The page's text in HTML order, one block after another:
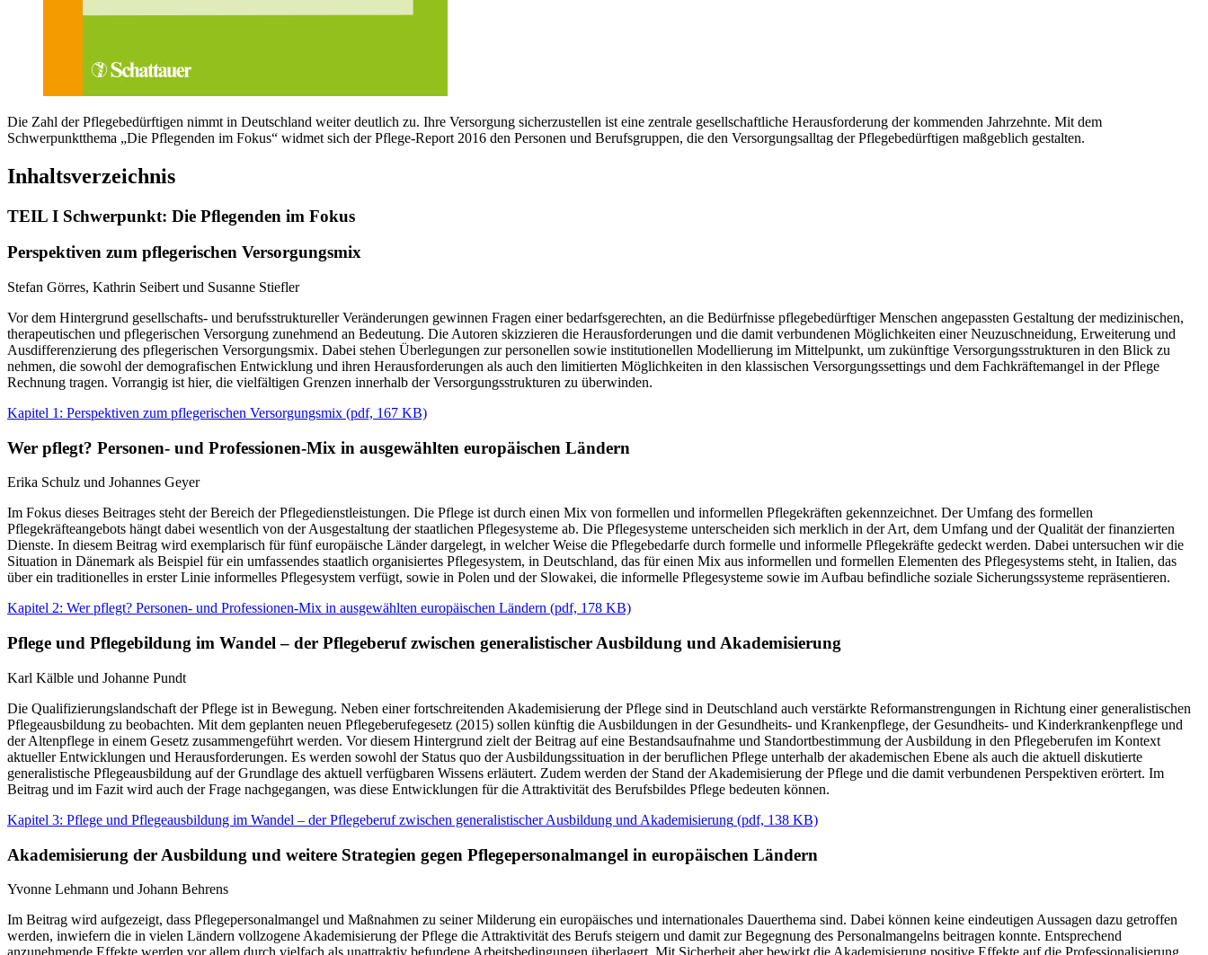
Die Zahl der Pflegebedürftigen nimmt in Deutschland weiter deutlich zu. Ihre Versorgung sicherzustellen ist eine zentrale gesellschaftliche Herausforderung der kommenden Jahrzehnte. Mit dem
Schwerpunktthema „Die Pflegenden im Fokus“ widmet sich der Pflege-Report 2016 den Personen und Berufsgruppen, die den Versorgungsalltag der Pflegebedürftigen maßgeblich gestalten.
Inhaltsverzeichnis
TEIL I Schwerpunkt: Die Pﬂegenden im Fokus
Perspektiven zum pflegerischen Versorgungsmix
Stefan Görres, Kathrin Seibert und Susanne Stiefler
Vor dem Hintergrund gesellschafts- und berufsstruktureller Veränderungen gewinnen Fragen einer bedarfsgerechten, an die Bedürfnisse pflegebedürftiger Menschen angepassten Gestaltung der medizinischen,
therapeutischen und pflegerischen Versorgung zunehmend an Bedeutung. Die Autoren skizzieren die Herausforderungen und die damit verbundenen Möglichkeiten einer Neuzuschneidung, Erweiterung und
Ausdifferenzierung des pflegerischen Versorgungsmix. Dabei stehen Überlegungen zur personellen sowie institutionellen Modellierung im Mittelpunkt, um zukünftige Versorgungsstrukturen in den Blick zu
nehmen, die sowohl der demografischen Entwicklung und ihren Herausforderungen als auch den limitierten Möglichkeiten in den klassischen Versorgungssettings und dem Fachkräftemangel in der Pflege
Rechnung tragen. Vorrangig ist hier, die vielfältigen Grenzen innerhalb der Versorgungsstrukturen zu überwinden.
Kapitel 1: Perspektiven zum pflegerischen Versorgungsmix (pdf, 167 KB)
Wer pflegt? Personen- und Professionen-Mix in ausgewählten europäischen Ländern
Erika Schulz und Johannes Geyer
Im Fokus dieses Beitrages steht der Bereich der Pflegedienstleistungen. Die Pflege ist durch einen Mix von formellen und informellen Pflegekräften gekennzeichnet. Der Umfang des formellen
Pflegekräfteangebots hängt dabei wesentlich von der Ausgestaltung der staatlichen Pflegesysteme ab. Die Pflegesysteme unterscheiden sich merklich in der Art, dem Umfang und der Qualität der finanzierten
Dienste. In diesem Beitrag wird exemplarisch für fünf europäische Länder dargelegt, in welcher Weise die Pflegebedarfe durch formelle und informelle Pflegekräfte gedeckt werden. Dabei untersuchen wir die
Situation in Dänemark als Beispiel für ein umfassendes staatlich organisiertes Pflegesystem, in Deutschland, das für einen Mix aus informellen und formellen Elementen des Pflegesystems steht, in Italien, das
über ein traditionelles in erster Linie informelles Pflegesystem verfügt, sowie in Polen und der Slowakei, die informelle Pflegesysteme sowie im Aufbau befindliche soziale Sicherungssysteme repräsentieren.
Kapitel 2: Wer pflegt? Personen- und Professionen-Mix in ausgewählten europäischen Ländern (pdf, 178 KB)
Pflege und Pflegebildung im Wandel – der Pflegeberuf zwischen generalistischer Ausbildung und Akademisierung
Karl Kälble und Johanne Pundt
Die Qualifizierungslandschaft der Pflege ist in Bewegung. Neben einer fortschreitenden Akademisierung der Pflege sind in Deutschland auch verstärkte Reformanstrengungen in Richtung einer generalistischen
Pflegeausbildung zu beobachten. Mit dem geplanten neuen Pflegeberufegesetz (2015) sollen künftig die Ausbildungen in der Gesundheits- und Krankenpflege, der Gesundheits- und Kinderkrankenpflege und
der Altenpflege in einem Gesetz zusammengeführt werden. Vor diesem Hintergrund zielt der Beitrag auf eine Bestandsaufnahme und Standortbestimmung der Ausbildung in den Pflegeberufen im Kontext
aktueller Entwicklungen und Herausforderungen. Es werden sowohl der Status quo der Ausbildungssituation in der beruflichen Pflege unterhalb der akademischen Ebene als auch die aktuell diskutierte
generalistische Pflegeausbildung auf der Grundlage des aktuell verfügbaren Wissens erläutert. Zudem werden der Stand der Akademisierung der Pflege und die damit verbundenen Perspektiven erörtert. Im
Beitrag und im Fazit wird auch der Frage nachgegangen, was diese Entwicklungen für die Attraktivität des Berufsbildes Pflege bedeuten können.
Kapitel 3: Pflege und Pflegeausbildung im Wandel – der Pflegeberuf zwischen generalistischer Ausbildung und Akademisierung (pdf, 138 KB)
Akademisierung der Ausbildung und weitere Strategien gegen Pflegepersonalmangel in europäischen Ländern
Yvonne Lehmann und Johann Behrens
Im Beitrag wird aufgezeigt, dass Pflegepersonalmangel und Maßnahmen zu seiner Milderung ein europäisches und internationales Dauerthema sind. Dabei können keine eindeutigen Aussagen dazu getroffen
werden, inwiefern die in vielen Ländern vollzogene Akademisierung der Pflege die Attraktivität des Berufs steigern und damit zur Begegnung des Personalmangelns beitragen konnte. Entsprechend